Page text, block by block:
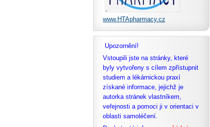
www.HTApharmacy.cz
Upozornění!
Vstoupili jste na stránky, které
byly vytvořeny s cílem zpřístupnit
studiem a lékárnickou praxí
získané informace, jejichž je
autorka stránek vlastníkem,
veřejnosti a pomoci ji v orientaci v
oblasti samoléčení.